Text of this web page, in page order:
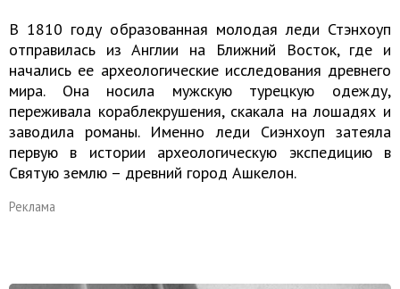
В 1810 году образованная молодая леди Стэнхоуп
отправилась из Англии на Ближний Восток, где и
начались ее археологические исследования древнего
мира. Она носила мужскую турецкую одежду,
переживала кораблекрушения, скакала на лошадях и
заводила романы. Именно леди Сиэнхоуп затеяла
первую в истории археологическую экспедицию в
Святую землю – древний город Ашкелон.
Реклама